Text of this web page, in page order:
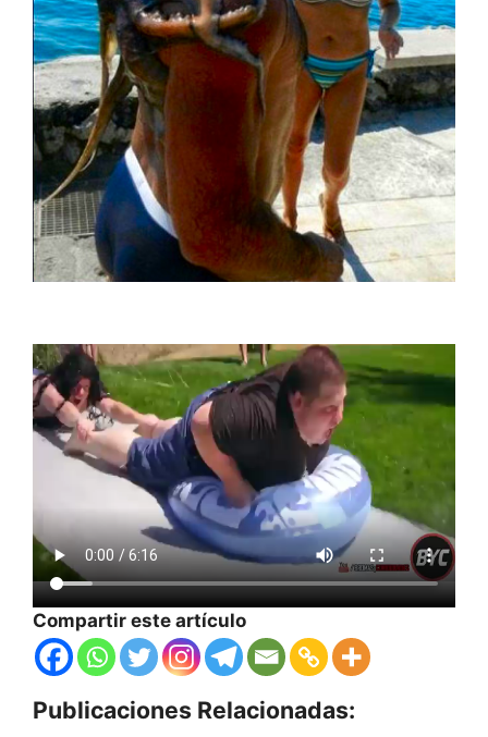
Compartir este artículo
Publicaciones Relacionadas: